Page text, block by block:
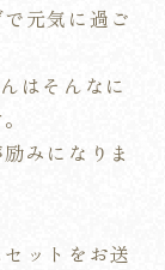
元気に過ご
はそんなに
みになりま
ットをお送